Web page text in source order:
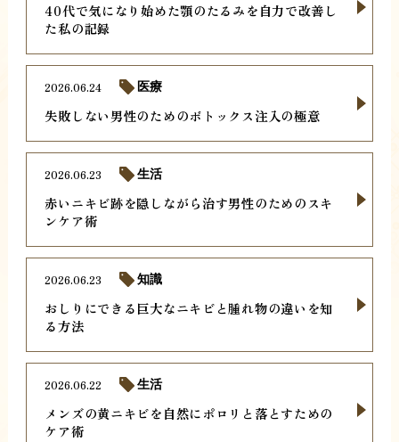
40代で気になり始めた顎のたるみを自力で改善し
た私の記録
失敗しない男性のためのボトックス注入の極意
2026.06.24 医療
赤いニキビ跡を隠しながら治す男性のためのスキ
ンケア術
2026.06.23 生活
おしりにできる巨大なニキビと腫れ物の違いを知
る方法
2026.06.23 知識
メンズの黄ニキビを自然にポロリと落とすための
ケア術
2026.06.22 生活